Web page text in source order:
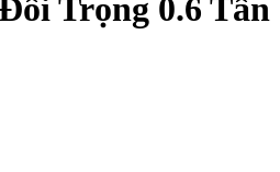
Trọng 0.6 Tấn